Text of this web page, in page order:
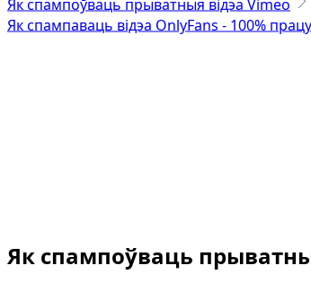
Як спампоўваць прыватныя відэа Vimeo
Як спампаваць відэа OnlyFans - 100%
Як спампоўваць